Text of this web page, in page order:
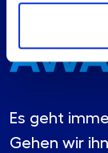
Es geht
Gehen wir